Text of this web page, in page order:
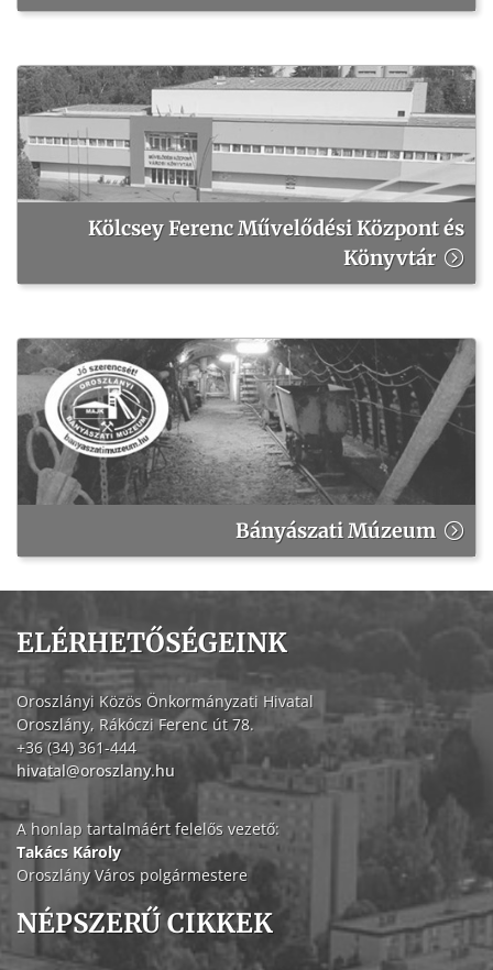
Kölcsey Ferenc Művelődési Központ és
Könyvtár
Bányászati Múzeum
ELÉRHETŐSÉGEINK
Oroszlányi Közös Önkormányzati Hivatal
Oroszlány, Rákóczi Ferenc út 78.
+36 (34) 361-444
hivatal@oroszlany.hu
A honlap tartalmáért felelős vezető:
Takács Károly
Oroszlány Város polgármestere
NÉPSZERŰ CIKKEK